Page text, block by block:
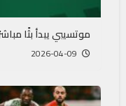
موتسيبي يبدأ بثًا